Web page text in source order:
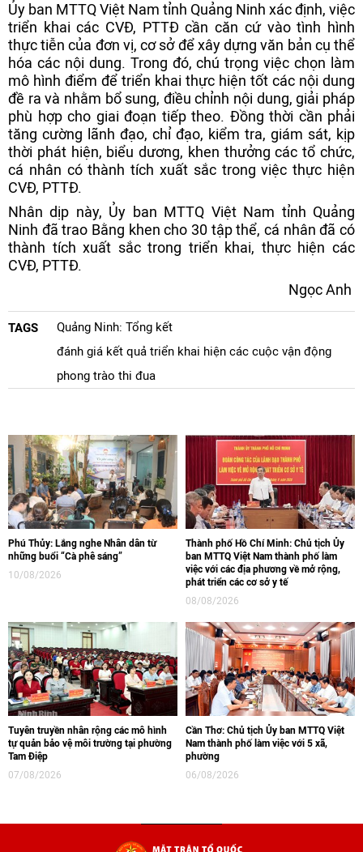
Ủy ban MTTQ Việt Nam tỉnh Quảng Ninh xác định, việc
triển khai các CVĐ, PTTĐ cần căn cứ vào tình hình
thực tiễn của đơn vị, cơ sở để xây dựng văn bản cụ thể
hóa các nội dung. Trong đó, chú trọng việc chọn làm
mô hình điểm để triển khai thực hiện tốt các nội dung
đề ra và nhằm bổ sung, điều chỉnh nội dung, giải pháp
phù hợp cho giai đoạn tiếp theo. Đồng thời cần phải
tăng cường lãnh đạo, chỉ đạo, kiểm tra, giám sát, kịp
thời phát hiện, biểu dương, khen thưởng các tổ chức,
cá nhân có thành tích xuất sắc trong việc thực hiện
CVĐ, PTTĐ.
Nhân dịp này, Ủy ban MTTQ Việt Nam tỉnh Quảng
Ninh đã trao Bằng khen cho 30 tập thể, cá nhân đã có
thành tích xuất sắc trong triển khai, thực hiện các
CVĐ, PTTĐ.
Ngọc Anh
TAGS
Quảng Ninh: Tổng kết
đánh giá kết quả triển khai hiện các cuộc vận động
phong trào thi đua
Phú Thủy: Lắng nghe Nhân dân từ
những buổi “Cà phê sáng”
10/08/2026
Thành phố Hồ Chí Minh: Chủ tịch Ủy
ban MTTQ Việt Nam thành phố làm
việc với các địa phương về mở rộng,
phát triển các cơ sở y tế
08/08/2026
Tuyên truyền nhân rộng các mô hình
tự quản bảo vệ môi trường tại phường
Tam Điệp
07/08/2026
Cần Thơ: Chủ tịch Ủy ban MTTQ Việt
Nam thành phố làm việc với 5 xã,
phường
06/08/2026